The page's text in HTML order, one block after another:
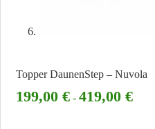
Topper DaunenStep – Nuvola
199,00€ - 419,00€